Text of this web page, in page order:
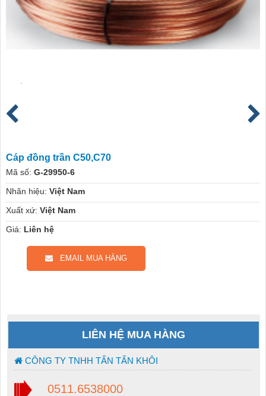
Cáp đồng trần C50,C70
Mã số: G-29950-6
Nhãn hiệu: Việt Nam
Xuất xứ: Việt Nam
Giá: Liên hệ
EMAIL MUA HÀNG
LIÊN HỆ MUA HÀNG
CÔNG TY TNHH TẤN TẤN KHÔI
0511.6538000